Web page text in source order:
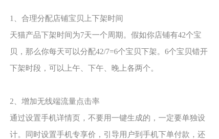
1、合理分配店铺宝贝上下架时间
天猫产品下架时间为7天一个周期。假如你店铺有42个宝
贝，那么你每天可以分配42/7=6个宝贝下架。6个宝贝错开
下架时段，可以上午、下午、晚上各两个。
2、增加无线端流量点击率
通过设置手机详情页，不要用一键生成的，一定要单独设
计。同时设置手机专享价，引导用户到手机下单付款，还